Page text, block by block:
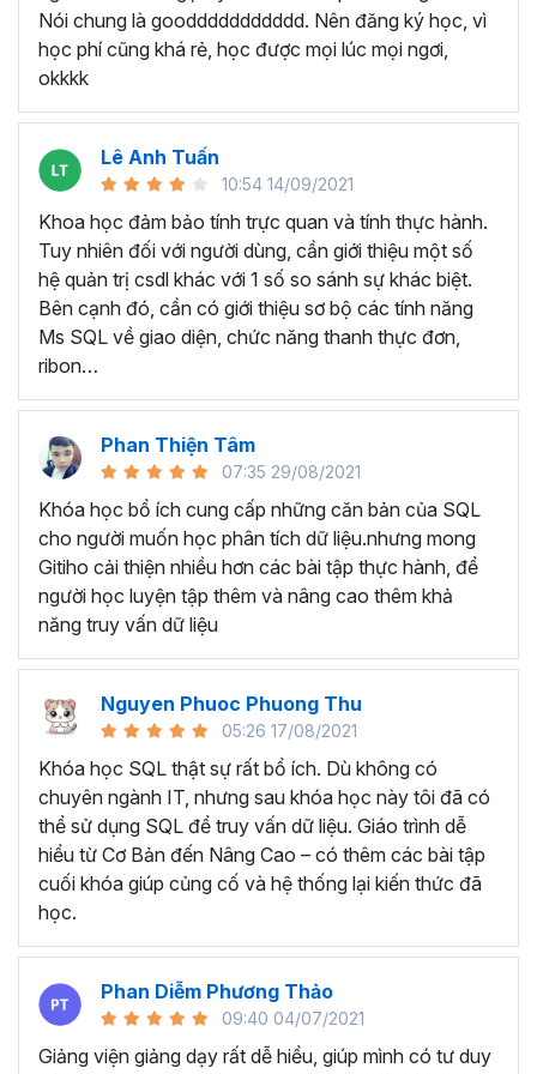
theo đó là những bài ứng dụng thực tế trong công việc
như: làm sạch danh sách số điện thoại Khách hàng,
chuyển đổi tiếng Việt có dấu sang không dấu, làm báo
cáo tự động 100% trên nền Excel khi kết hợp SQL với
Nhờ vậy, sau khi hoàn thành khóa học, bạn hoàn toàn có
mà không lo hiểu lý thuyết nhưng không biết thực hành.
Khóa học SQL online được phát triển bởiNimbus
Academy- chuyên cung cấp cáckhóa học phân tích dữ
liệuonline nổi tiếng với hơn 10.000+ học viên trên Gitiho
như các kỹ thuật phân tích dữ liệu,
với điểm trung bình 4.7 trên 5 sao.
Khi đăng ký khóa học, bạn sẽ được truy cập suốt đời vào
các tài liệu khóa học và các hoạt động thực hành. Bạn có
thể học bất kỳ khi nào rảnh, chi phí rẻ hơn nhiều so với
trung tâm và các lớp zoom online.
Mục tiêu khi tham gia khóa
học?
Đẩy dữ liệu từ các nguồn như Excel, CSV,... lên SQL
dễ dàng và chính xác.
Viết các câu lệnh truy vấn SELECT để trích xuất
thông tin từ cơ sở dữ liệu.
Thực hiện truy vấn trên nhiều bảng dữ liệu khác
nhau và kết hợp chúng linh hoạt.
Sử dụng truy vấn con để xử lý dữ liệu phức tạp.
Áp dụng các hàm dựng sẵn (hàm chuỗi, hàm toán
học) để thực hiện các phép tính và biến đổi dữ liệu.
Gộp dữ liệu từ các bảng Union, Union All, Join để
tạo ra các tập dữ liệu mới.
Sử dụng các toán tử để thực hiện các phép so sánh
Nói chung là gooddddddddddd. Nên đăng ký học, vì
học phí cũng khá rẻ, học được mọi lúc mọi ngơi,
okkkk
Lê Anh Tuấn
10:54 14/09/2021
Khoa học đảm bảo tính trực quan và tính thực hành.
Tuy nhiên đối với người dùng, cần giới thiệu một số
hệ quản trị csdl khác với 1 số so sánh sự khác biệt.
Bên cạnh đó, cần có giới thiệu sơ bộ các tính năng
Ms SQL về giao diện, chức năng thanh thực đơn,
ribon…
Phan Thiện Tâm
07:35 29/08/2021
Khóa học bổ ích cung cấp những căn bản của SQL
cho người muốn học phân tích dữ liệu.nhưng mong
Gitiho cải thiện nhiều hơn các bài tập thực hành, để
người học luyện tập thêm và nâng cao thêm khả
năng truy vấn dữ liệu
Nguyen Phuoc Phuong Thu
05:26 17/08/2021
Khóa học SQL thật sự rất bổ ích. Dù không có
chuyên ngành IT, nhưng sau khóa học này tôi đã có
thể sử dụng SQL để truy vấn dữ liệu. Giáo trình dễ
hiểu từ Cơ Bản đến Nâng Cao – có thêm các bài tập
cuối khóa giúp củng cố và hệ thống lại kiến thức đã
học.
Phan Diễm Phương Thảo
09:40 04/07/2021
Giảng viện giảng dạy rất dễ hiểu, giúp mình có tư duy